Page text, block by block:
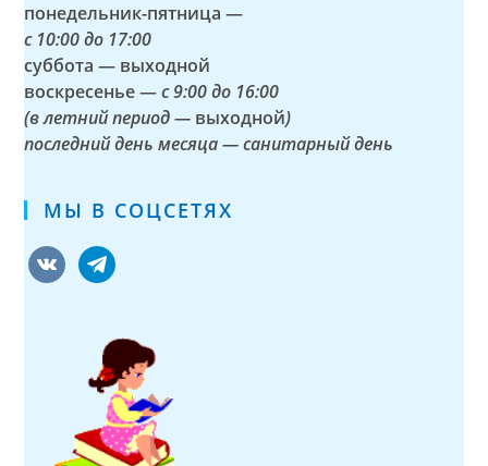
понедельник-пятница —
с 10:00 до 17:00
суббота — выходной
воскресенье —с 9:00 до 16:00
(в летний период — выходной)
последний день месяца — санитарный день
МЫ В СОЦСЕТЯХ
vkontaktetelegram